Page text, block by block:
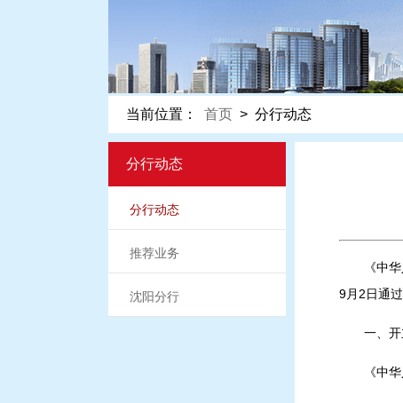
当前位置： 首页 > 分行动态
分行动态
分行动态
推荐业务
沈阳分行
《中
9月2日通
一、
《中